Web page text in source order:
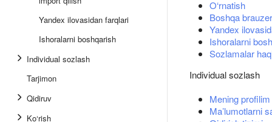
Yandex ilovasidan farqlari
Ishoralarni boshqarish
Individual sozlash
Tarjimon
Qidiruv
Ko‘rish
O‘rnatish
Boshqa
Yandex
Ishoralarni
Sozlamalar
Individual sozlash
Mening profilim
Maʼlumotlarni